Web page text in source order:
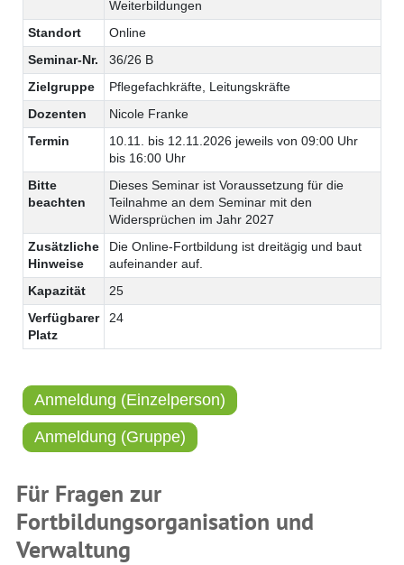
Weiterbildungen
Standort
Online
Seminar-Nr.
36/26 B
Zielgruppe
Pflegefachkräfte, Leitungskräfte
Dozenten
Nicole Franke
Termin
10.11. bis 12.11.2026 jeweils von 09:00 Uhr
bis 16:00 Uhr
Bitte
beachten
Dieses Seminar ist Voraussetzung für die
Teilnahme an dem Seminar mit den
Widersprüchen im Jahr 2027
Zusätzliche
Hinweise
Die Online-Fortbildung ist dreitägig und baut
aufeinander auf.
Kapazität
25
Verfügbarer
Platz
24
Anmeldung (Einzelperson)
Anmeldung (Gruppe)
Für Fragen zur
Fortbildungsorganisation und
Verwaltung